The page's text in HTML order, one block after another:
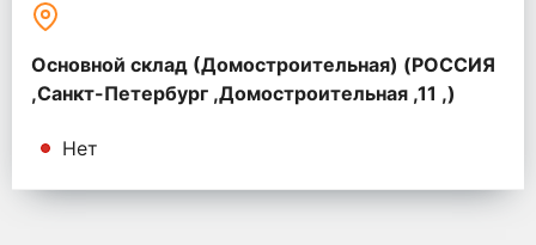
Основной склад (Домостроительная) (РОССИЯ
,Санкт-Петербург ,Домостроительная ,11 ,)
Нет